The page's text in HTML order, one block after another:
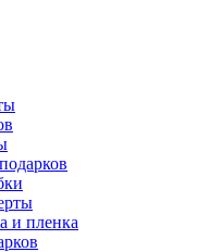
и пленка